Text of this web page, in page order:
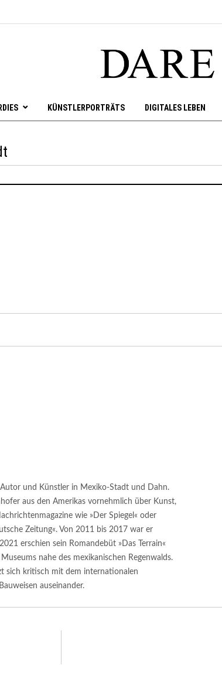
KÜNSTLERPORTRÄTS DIGITALES LEBEN
und Künstler in Mexiko-Stadt und Dahn.
aus den Amerikas vornehmlich über Kunst,
wie »Der Spiegel« oder
Zeitung«. Von 2011 bis 2017 war er
erschien sein Romandebüt »Das Terrain«
nahe des mexikanischen Regenwalds.
sich kritisch mit dem internationalen
auseinander.